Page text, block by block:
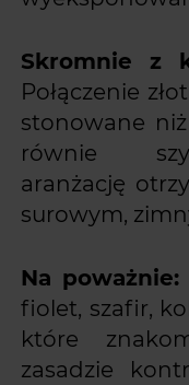
Skromnie z
Połączenie
stonowane
równie
aranżację
surowym,
Na poważnie:
fiolet, szafir,
które
zasadzie